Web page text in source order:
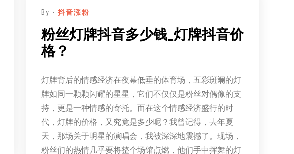
By - 抖音涨粉
粉丝灯牌抖音多少钱_灯牌抖音价
格？
灯牌背后的情感经济在夜幕低垂的体育场，五彩斑斓的灯
牌如同一颗颗闪耀的星星，它们不仅仅是粉丝对偶像的支
持，更是一种情感的寄托。而在这个情感经济盛行的时
代，灯牌的价格，又究竟是多少呢？我曾记得，去年夏
天，那场关于明星的演唱会，我被深深地震撼了。现场，
粉丝们的热情几乎要将整个场馆点燃，他们手中挥舞的灯